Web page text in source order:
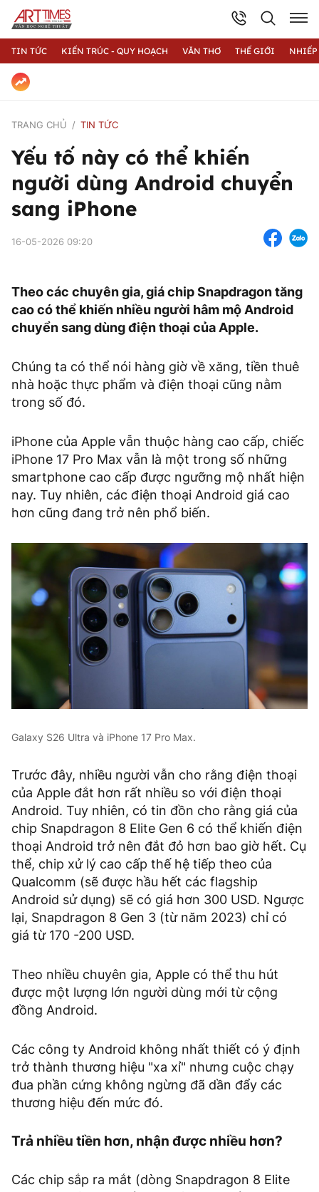
TIN TỨC KIẾN TRÚC - QUY HOẠCH VĂN THƠ THẾ GIỚI
TRANG CHỦ TIN TỨC
Yếu tố này có thể khiến
người dùng Android chuyển
sang iPhone
16-05-2026 09:20
Theo các chuyên gia, giá chip Snapdragon tăng
cao có thể khiến nhiều người hâm mộ Android
chuyển sang dùng điện thoại của Apple.
Chúng ta có thể nói hàng giờ về xăng, tiền thuê
nhà hoặc thực phẩm và điện thoại cũng nằm
trong số đó.
iPhone của Apple vẫn thuộc hàng cao cấp, chiếc
iPhone 17 Pro Max vẫn là một trong số những
smartphone cao cấp được ngưỡng mộ nhất hiện
nay. Tuy nhiên, các điện thoại Android giá cao
hơn cũng đang trở nên phổ biến.
Galaxy S26 Ultra và iPhone 17 Pro Max.
Trước đây, nhiều người vẫn cho rằng điện thoại
của Apple đắt hơn rất nhiều so với điện thoại
Android. Tuy nhiên, có tin đồn cho rằng giá của
chip Snapdragon 8 Elite Gen 6 có thể khiến điện
thoại Android trở nên đắt đỏ hơn bao giờ hết. Cụ
thể, chip xử lý cao cấp thế hệ tiếp theo của
Qualcomm (sẽ được hầu hết các flagship
Android sử dụng) sẽ có giá hơn 300 USD. Ngược
lại, Snapdragon 8 Gen 3 (từ năm 2023) chỉ có
giá từ 170 -200 USD.
Theo nhiều chuyên gia, Apple có thể thu hút
được một lượng lớn người dùng mới từ cộng
đồng Android.
Các công ty Android không nhất thiết có ý định
trở thành thương hiệu "xa xỉ" nhưng cuộc chạy
đua phần cứng không ngừng đã dần đẩy các
thương hiệu đến mức đó.
Trả nhiều tiền hơn, nhận được nhiều hơn?
Các chip sắp ra mắt (dòng Snapdragon 8 Elite